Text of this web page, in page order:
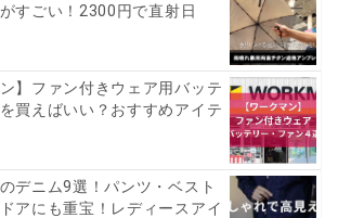
すごい！2300円で直射日
ン】ファン付きウェア用バッテ
買えばいい？おすすめアイテ
デニム9選！パンツ・ベスト
アにも重宝！レディースアイ